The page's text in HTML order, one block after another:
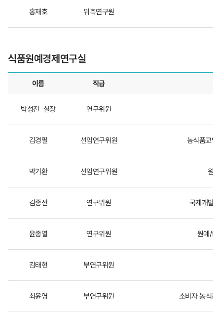
홍재호 위촉연구원
식품원예경제연구실
원
제
실
이름 직급
박성진 실장 연구위원
김경필 선임연구위원 농식품교역
박기환 선임연구위원 원
김종선 연구위원 국제개발
윤종열 연구위원 원예/종
김태현 부연구위원
최윤영 부연구위원 소비자 농식품